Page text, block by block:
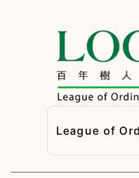
League of